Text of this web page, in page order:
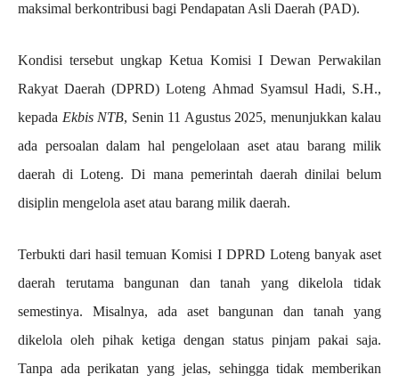
maksimal berkontribusi bagi Pendapatan Asli Daerah (PAD).
Kondisi tersebut ungkap Ketua Komisi I Dewan Perwakilan
Rakyat Daerah (DPRD) Loteng Ahmad Syamsul Hadi, S.H.,
kepada Ekbis NTB, Senin 11 Agustus 2025, menunjukkan kalau
ada persoalan dalam hal pengelolaan aset atau barang milik
daerah di Loteng. Di mana pemerintah daerah dinilai belum
disiplin mengelola aset atau barang milik daerah.
Terbukti dari hasil temuan Komisi I DPRD Loteng banyak aset
daerah terutama bangunan dan tanah yang dikelola tidak
semestinya. Misalnya, ada aset bangunan dan tanah yang
dikelola oleh pihak ketiga dengan status pinjam pakai saja.
Tanpa ada perikatan yang jelas, sehingga tidak memberikan